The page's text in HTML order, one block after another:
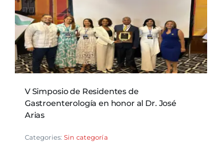
V Simposio de Residentes de
Gastroenterología en honor al Dr. José
Arias
Categories: Sin categoría